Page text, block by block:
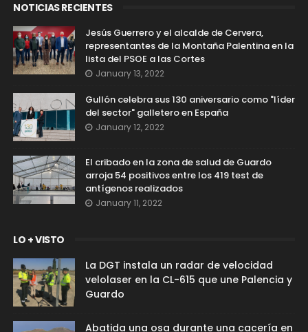
NOTICIAS RECIENTES
Jesús Guerrero y el alcalde de Cervera,
representantes de la Montaña Palentina en la
lista del PSOE a las Cortes
January 13, 2022
Gullón celebra sus 130 aniversario como "líder
del sector" galletero en España
January 12, 2022
El cribado en la zona de salud de Guardo
arroja 54 positivos entre los 419 test de
antígenos realizados
January 11, 2022
LO + VISTO
La DGT instala un radar de velocidad
velolaser en la CL-615 que une Palencia y
Guardo
Abatida una osa durante una cacería en